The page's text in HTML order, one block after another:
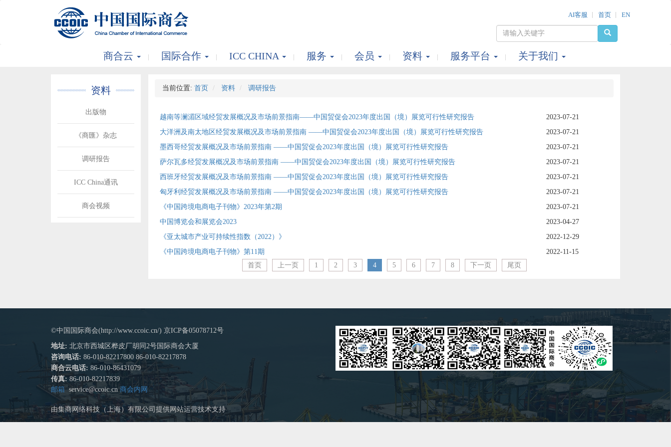
AI客服 首页 EN
商合云 国际合作 ICC CHINA 服务 会员 资料 服务平台 关于我们
资料
出版物
《商匯》杂志
调研报告
ICC China通讯
商会视频
当前位置: 首页 资料 调研报告
越南等澜湄区域经贸发展概况及市场前景指南——中国贸促会2023年度出国（境）展览可行性研究报告
2023-07-21
大洋洲及南太地区经贸发展概况及市场前景指南 ——中国贸促会2023年度出国（境）展览可行性研究报告
2023-07-21
墨西哥经贸发展概况及市场前景指南 ——中国贸促会2023年度出国（境）展览可行性研究报告
2023-07-21
萨尔瓦多经贸发展概况及市场前景指南 ——中国贸促会2023年度出国（境）展览可行性研究报告
2023-07-21
西班牙经贸发展概况及市场前景指南 ——中国贸促会2023年度出国（境）展览可行性研究报告
2023-07-21
匈牙利经贸发展概况及市场前景指南 ——中国贸促会2023年度出国（境）展览可行性研究报告
2023-07-21
《中国跨境电商电子刊物》2023年第2期
2023-07-21
中国博览会和展览会2023
2023-04-27
《亚太城市产业可持续性指数（2022）》
2022-12-29
《中国跨境电商电子刊物》第11期
2022-11-15
首页
上一页 1 2 3 4 5 6 7 8 下一页 尾页
©中国国际商会(http://www.ccoic.cn/) 京ICP备05078712号
地址: 北京市西城区桦皮厂胡同2号国际商会大厦
咨询电话: 86-010-82217800 86-010-82217878
商合云电话: 86-010-86431079
传真: 86-010-82217839
邮箱 service@ccoic.cn商会内网
由集商网络科技（上海）有限公司提供网站运营技术支持